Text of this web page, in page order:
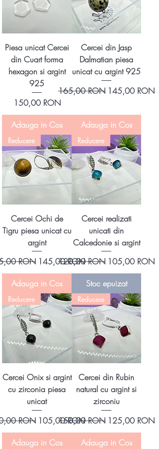
Piesa unicat Cercei
din Cuart forma
hexagon si argint
925
Preț
150,00 RON
Adauga in Cos
Cercei din Jasp
Dalmatian piesa
unicat cu argint 925
Preț normal
165,00 RON Preț redus
145,00 RON
Adauga in Cos
Reducere
Cercei Ochi de
Tigru piesa unicat cu
argint
normalRON Preț redus
145,00 RON
Adauga in Cos
Reducere
Cercei realizati
unicati din
Calcedonie si argint
Preț normal
120,00 RON Preț redus
105,00 RON
Stoc epuizat
Reducere
Cercei Onix si argint
cu zirconia piesa
unicat
normalRON Preț redus
105,00 RON
Adauga in Cos
Reducere
Cercei din Rubin
natural cu argint si
zirconiu
Preț normal
150,00 RON Preț redus
125,00 RON
Adauga in Cos